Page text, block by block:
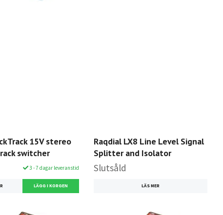
15V stereo
switcher
3 - 7 dagar leveranstid
Raqdial LX8 Line Level Signal
Splitter and Isolator
Slutsåld
LÄS MER